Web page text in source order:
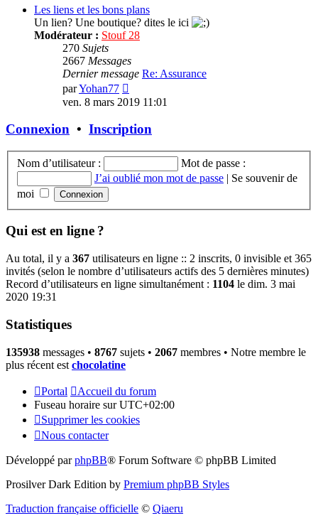
message
Les liens et les bons plans
Un lien? Une boutique? dites le ici
Modérateur : Stouf 28
270 Sujets
2667 Messages
Dernier message Re: Assurance
parYohan77
le
message
ven. 8 mars 2019 11:01
Connexion • Inscription
Nom d’utilisateur :
Mot de passe :
J’ai oublié mon mot de passe | Se souvenir de
moi
Qui est en ligne ?
Au total, il y a 367 utilisateurs en ligne :: 2 inscrits, 0 invisible et 365
invités (selon le nombre d’utilisateurs actifs des 5 dernières minutes)
Record d’utilisateurs en ligne simultanément : 1104 le dim. 3 mai
2020 19:31
Statistiques
135938 messages • 8767 sujets • 2067 membres • Notre membre le
plus récent est chocolatine
Portal
Accueil du forum
Fuseau horaire surUTC+02:00
Supprimer les cookies
Nous contacter
Développé parphpBB® Forum Software © phpBB Limited
Prosilver Dark Edition by Premium phpBB Styles
Traduction française officielle © Qiaeru